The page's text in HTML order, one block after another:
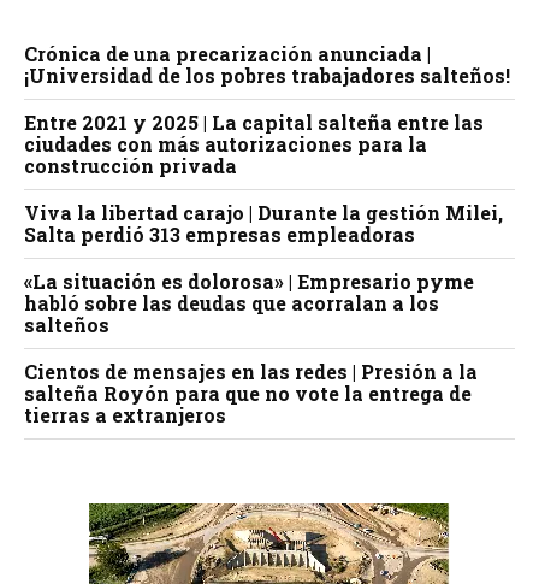
Crónica de una precarización anunciada |
¡Universidad de los pobres trabajadores salteños!
Entre 2021 y 2025 | La capital salteña entre las
ciudades con más autorizaciones para la
construcción privada
Viva la libertad carajo | Durante la gestión Milei,
Salta perdió 313 empresas empleadoras
«La situación es dolorosa» | Empresario pyme
habló sobre las deudas que acorralan a los
salteños
Cientos de mensajes en las redes | Presión a la
salteña Royón para que no vote la entrega de
tierras a extranjeros